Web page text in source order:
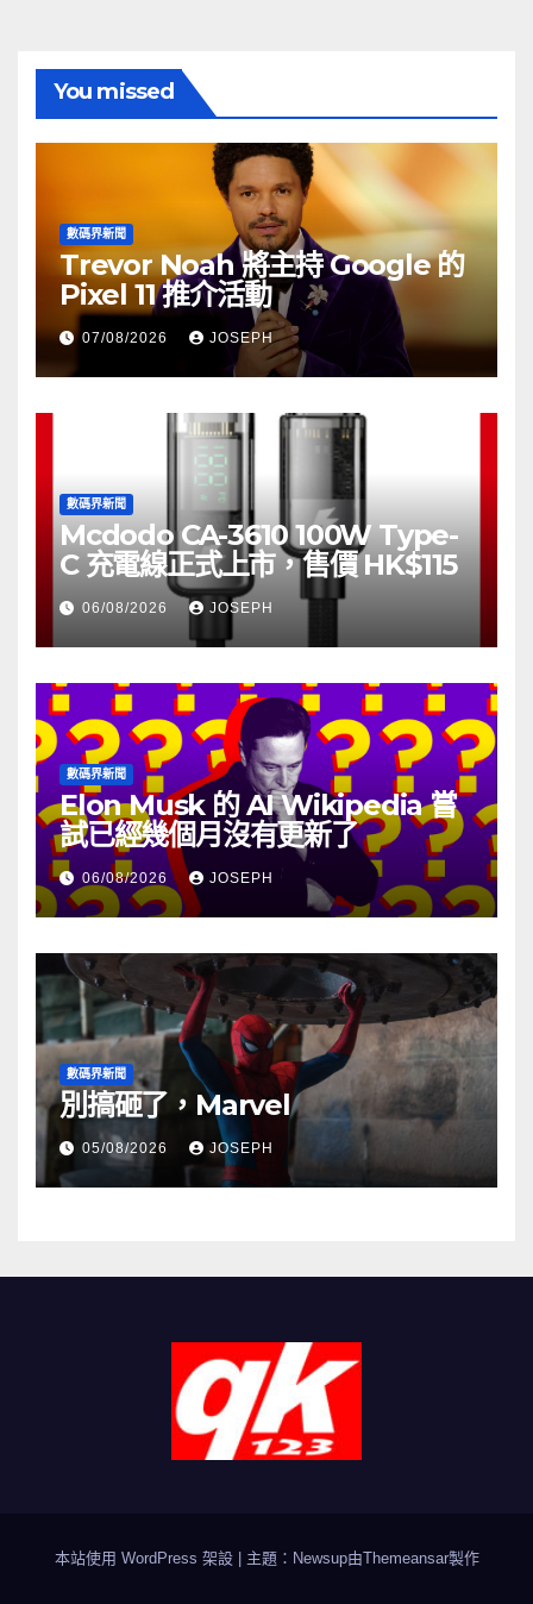
You missed
數碼界新聞
Trevor Noah 將主持 Google 的
Pixel 11 推介活動
07/08/2026 JOSEPH
數碼界新聞
Mcdodo CA-3610 100W Type-
C 充電線正式上市，售價 HK$115
06/08/2026 JOSEPH
數碼界新聞
Elon Musk 的 AI Wikipedia 嘗
試已經幾個月沒有更新了
06/08/2026 JOSEPH
數碼界新聞
別搞砸了，Marvel
05/08/2026 JOSEPH
本站使用 WordPress 架設 主題：Newsup由Themeansar製作